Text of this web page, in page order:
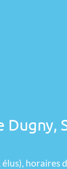
horaires